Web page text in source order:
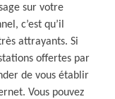
sur votre
c’est qu’il
attrayants. Si
offertes par
de vous établir
Vous pouvez